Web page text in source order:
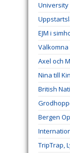
University
EJM i
Välkomna
Axel och
Nina till
British
Bergen
TripTrap,